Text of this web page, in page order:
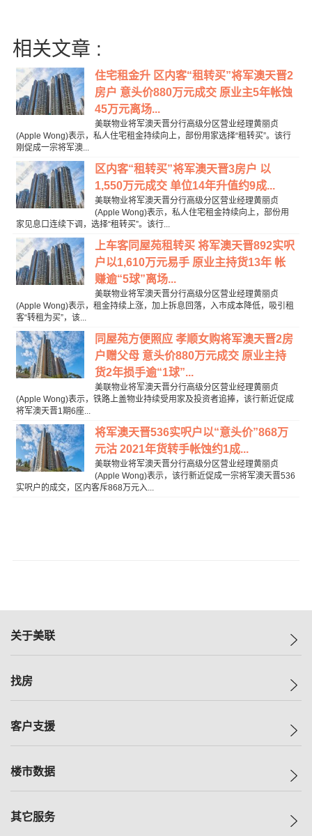
相关文章 :
住宅租金升 区内客“租转买”将军澳天晋2
房户 意头价880万元成交 原业主5年帐蚀
45万元离场...
美联物业将军澳天晋分行高级分区营业经理黄丽贞
(Apple Wong)表示，私人住宅租金持续向上，部份用家选择“租转买”。该行
刚促成一宗将军澳...
区内客“租转买”将军澳天晋3房户 以
1,550万元成交 单位14年升值约9成...
美联物业将军澳天晋分行高级分区营业经理黄丽贞
(Apple Wong)表示，私人住宅租金持续向上，部份用
家见息口连续下调，选择“租转买”。该行...
上车客同屋苑租转买 将军澳天晋892实呎
户以1,610万元易手 原业主持货13年 帐
赚逾“5球”离场...
美联物业将军澳天晋分行高级分区营业经理黄丽贞
(Apple Wong)表示，租金持续上涨，加上拆息回落，入市成本降低，吸引租
客“转租为买”，该...
同屋苑方便照应 孝顺女购将军澳天晋2房
户赠父母 意头价880万元成交 原业主持
货2年损手逾“1球”...
美联物业将军澳天晋分行高级分区营业经理黄丽贞
(Apple Wong)表示，铁路上盖物业持续受用家及投资者追捧，该行新近促成
将军澳天晋1期6座...
将军澳天晋536实呎户以“意头价”868万
元沽 2021年货转手帐蚀约1成...
美联物业将军澳天晋分行高级分区营业经理黄丽贞
(Apple Wong)表示，该行新近促成一宗将军澳天晋536
实呎户的成交，区内客斥868万元入...
关于美联
美联集团
人才招募
找房
一手新房
减价
美联豪宅
客户支援
自助放盘
查询热线
楼市数据
指数
其它服务